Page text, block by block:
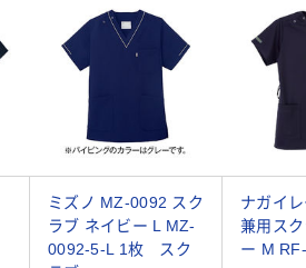
ミズノ MZ-0092 スク
ラブ ネイビー L MZ-
0092-5-L 1枚 スク
ナガイ
兼用ス
ー M